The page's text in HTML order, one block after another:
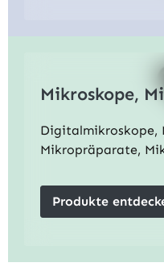
Mikroskope,
Digitalmikroskope,
Mikropräparate,
Produkte